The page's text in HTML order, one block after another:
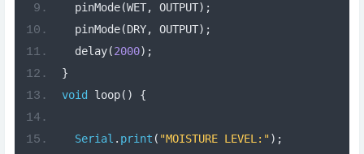
  pinMode
(WET, OUTPUT);
  pinMode
(DRY, OUTPUT);
  delay
(2000);
}
void loop() {
Serial . print ( "MOISTURE LEVEL:");